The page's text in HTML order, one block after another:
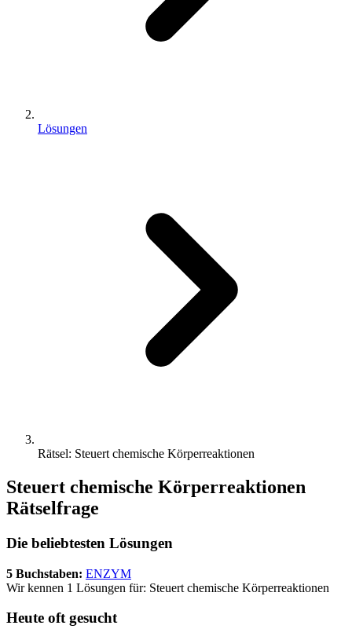
Lösungen
Rätsel: Steuert chemische Körperreaktionen
Steuert chemische Körperreaktionen
Rätselfrage
Die beliebtesten Lösungen
5 Buchstaben: ENZYM
Wir kennen 1 Lösungen für: Steuert chemische Körperreaktionen
Heute oft gesucht